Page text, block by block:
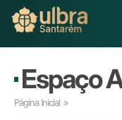
Buscar
Espaço
Página Inicial »